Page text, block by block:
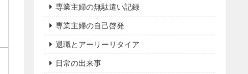
専業主婦の無駄遣い記録
専業主婦の自己啓発
退職とアーリーリタイア
日常の出来事